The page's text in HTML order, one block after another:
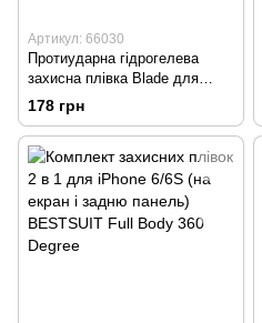
Артикул: 66030
Протиударна гідрогелева
захисна плівка Blade для
iPhone 6/iPhone 6s Transparent
178 грн